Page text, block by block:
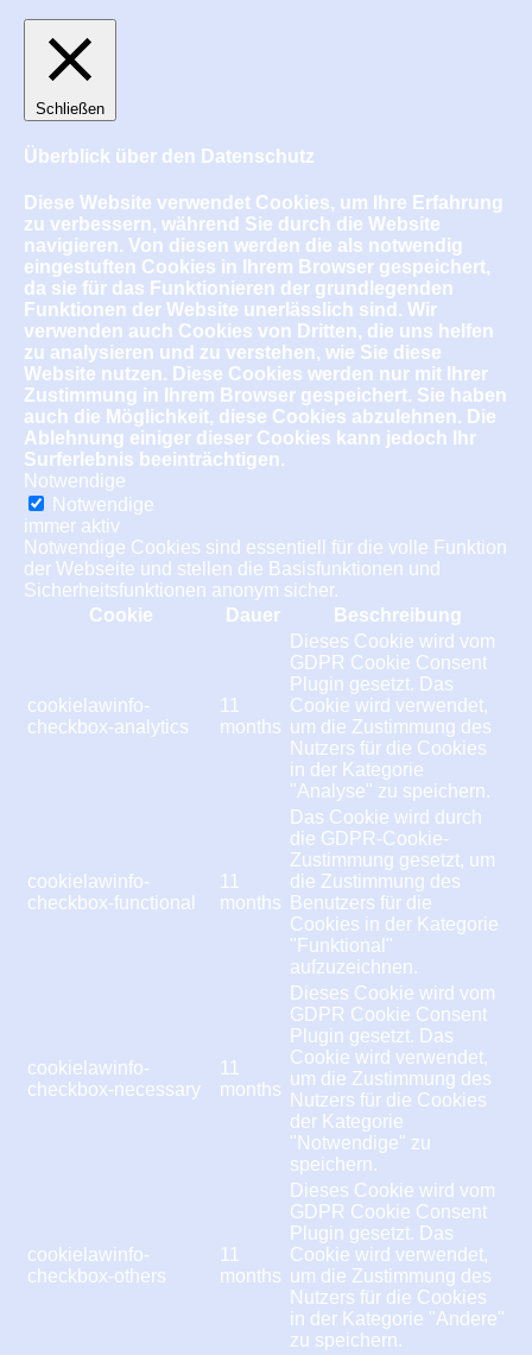
Schließen
Überblick über den Datenschutz
Diese Website verwendet Cookies, um Ihre Erfahrung
zu verbessern, während Sie durch die Website
navigieren. Von diesen werden die als notwendig
eingestuften Cookies in Ihrem Browser gespeichert,
da sie für das Funktionieren der grundlegenden
Funktionen der Website unerlässlich sind. Wir
verwenden auch Cookies von Dritten, die uns helfen
zu analysieren und zu verstehen, wie Sie diese
Website nutzen. Diese Cookies werden nur mit Ihrer
Zustimmung in Ihrem Browser gespeichert. Sie haben
auch die Möglichkeit, diese Cookies abzulehnen. Die
Ablehnung einiger dieser Cookies kann jedoch Ihr
Surferlebnis beeinträchtigen.
Notwendige
Notwendige
immer aktiv
Notwendige Cookies sind essentiell für die volle Funktion
der Webseite und stellen die Basisfunktionen und
Sicherheitsfunktionen anonym sicher.
Cookie
Dauer Beschreibung
cookielawinfo-
checkbox-analytics
11
months
Dieses Cookie wird vom
GDPR Cookie Consent
Plugin gesetzt. Das
Cookie wird verwendet,
um die Zustimmung des
Nutzers für die Cookies
in der Kategorie
"Analyse" zu speichern.
cookielawinfo-
checkbox-functional
11
months
Das Cookie wird durch
die GDPR-Cookie-
Zustimmung gesetzt, um
die Zustimmung des
Benutzers für die
Cookies in der Kategorie
"Funktional"
aufzuzeichnen.
cookielawinfo-
checkbox-necessary
11
months
Dieses Cookie wird vom
GDPR Cookie Consent
Plugin gesetzt. Das
Cookie wird verwendet,
um die Zustimmung des
Nutzers für die Cookies
der Kategorie
"Notwendige" zu
speichern.
cookielawinfo-
checkbox-others
11
months
Dieses Cookie wird vom
GDPR Cookie Consent
Plugin gesetzt. Das
Cookie wird verwendet,
um die Zustimmung des
Nutzers für die Cookies
in der Kategorie "Andere"
zu speichern.